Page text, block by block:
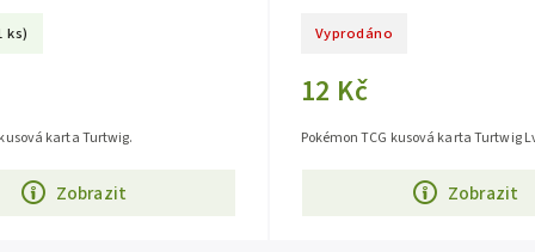
ks)
Zobrazit
karta Turtwig.
Vyprodáno
12 Kč
Zobrazit
Pokémon TCG kusová karta Turtwig